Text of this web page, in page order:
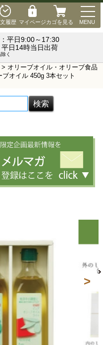
履歴 マイページカゴを見る MENU
平日9:00～17:30
日14時当日出荷
く
> オリーブオイル・オリーブ食品
オイル 450g 3本セット